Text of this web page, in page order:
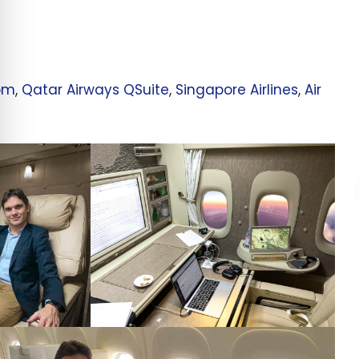
, Qatar Airways QSuite, Singapore Airlines, Air